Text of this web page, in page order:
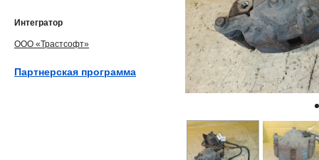
Интегратор
ООО «Трастсофт»
Партнерская программа